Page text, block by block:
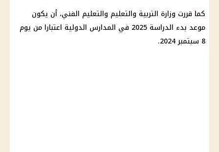
كما قررت وزارة التربية والتعليم والتعليم الفني، أن يكون
موعد بدء الدراسة 2025 في المدارس الدولية اعتبارا من يوم
8 سبتمبر 2024.